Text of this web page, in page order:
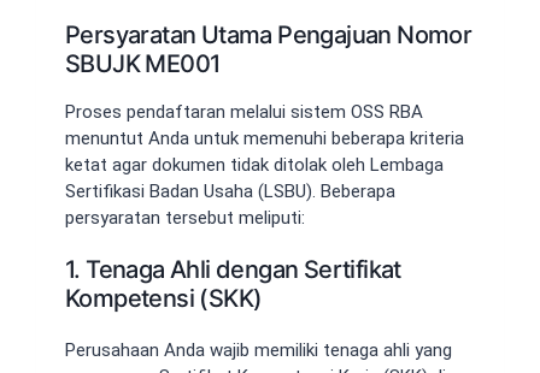
Persyaratan Utama Pengajuan Nomor
SBUJK ME001
Proses pendaftaran melalui sistem OSS RBA
menuntut Anda untuk memenuhi beberapa kriteria
ketat agar dokumen tidak ditolak oleh Lembaga
Sertifikasi Badan Usaha (LSBU). Beberapa
persyaratan tersebut meliputi:
1. Tenaga Ahli dengan Sertifikat
Kompetensi (SKK)
Perusahaan Anda wajib memiliki tenaga ahli yang